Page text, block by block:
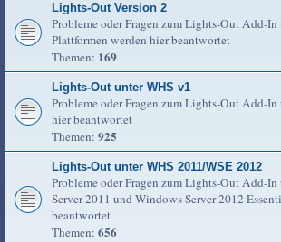
Lights-Out Version 2
Probleme oder Fragen zum Lights-Out Add-
Plattformen werden hier beantwortet
Themen: 169
Lights-Out unter WHS v1
Probleme oder Fragen zum Lights-Out Add-
hier beantwortet
Themen: 925
Lights-Out unter WHS 2011/WSE 2012
Probleme oder Fragen zum Lights-Out Add-
Server 2011 und Windows Server 2012
beantwortet
Themen: 656